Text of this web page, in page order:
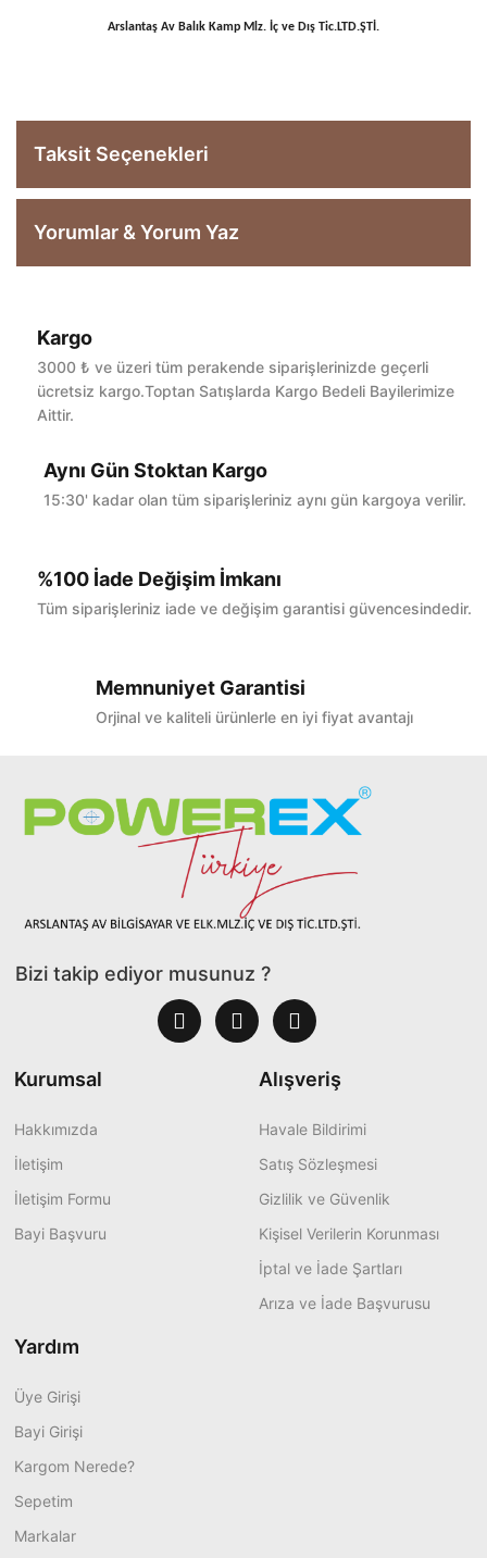
Arslantaş Av Balık Kamp Mlz. İç ve Dış Tic.LTD.ŞTİ.
Taksit Seçenekleri
Yorumlar & Yorum Yaz
Bu ürüne ilk yorumu siz yapın!
Kargo
3000 ₺ ve üzeri tüm perakende siparişlerinizde geçerli
ücretsiz kargo.Toptan Satışlarda Kargo Bedeli Bayilerimize
Aittir.
Aynı Gün Stoktan Kargo
15:30' kadar olan tüm siparişleriniz aynı gün kargoya verilir.
%100 İade Değişim İmkanı
Tüm siparişleriniz iade ve değişim garantisi güvencesindedir.
Memnuniyet Garantisi
Orjinal ve kaliteli ürünlerle en iyi fiyat avantajı
Bizi takip ediyor musunuz ?
Kurumsal
Hakkımızda
İletişim
İletişim Formu
Bayi Başvuru
Alışveriş
Havale Bildirimi
Satış Sözleşmesi
Gizlilik ve Güvenlik
Kişisel Verilerin Korunması
İptal ve İade Şartları
Arıza ve İade Başvurusu
Yardım
Üye Girişi
Bayi Girişi
Kargom Nerede?
Sepetim
Markalar